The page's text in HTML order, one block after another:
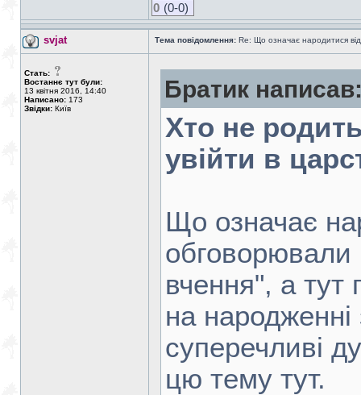
0 (0-0)
svjat Тема повідомлення: Re: Що означає народитися
Стать:
Востаннє тут були:
13 квітня 2016, 14:40
Написано: 173
Звідки: Київ
Братик
Хто не
увійти в
Що означає
обговорювали
вчення", а тут
на
суперечливі
цю тему тут.